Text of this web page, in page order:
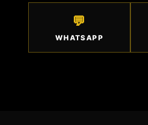
💬
WHATSAPP